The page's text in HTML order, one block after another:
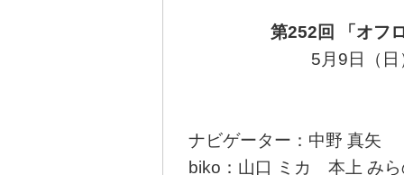
第252回 「オフ
5月9日（
ナビゲーター：中野 真矢
biko：山口 ミカ 本上 みら